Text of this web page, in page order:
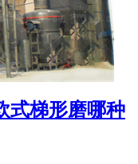
式梯形磨哪种